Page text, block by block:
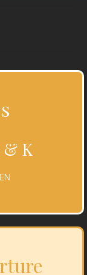
& K